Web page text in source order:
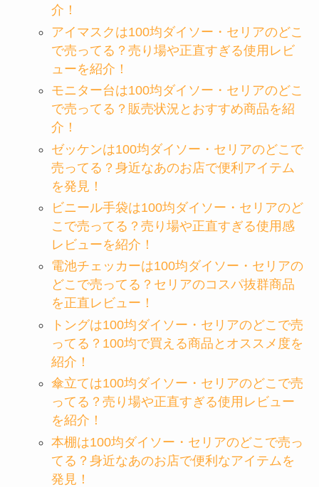
介！
アイマスクは100均ダイソー・セリアのどこ
で売ってる？売り場や正直すぎる使用レビ
ューを紹介！
モニター台は100均ダイソー・セリアのどこ
で売ってる？販売状況とおすすめ商品を紹
介！
ゼッケンは100均ダイソー・セリアのどこで
売ってる？身近なあのお店で便利アイテム
を発見！
ビニール手袋は100均ダイソー・セリアのど
こで売ってる？売り場や正直すぎる使用感
レビューを紹介！
電池チェッカーは100均ダイソー・セリアの
どこで売ってる？セリアのコスパ抜群商品
を正直レビュー！
トングは100均ダイソー・セリアのどこで売
ってる？100均で買える商品とオススメ度を
紹介！
傘立ては100均ダイソー・セリアのどこで売
ってる？売り場や正直すぎる使用レビュー
を紹介！
本棚は100均ダイソー・セリアのどこで売っ
てる？身近なあのお店で便利なアイテムを
発見！